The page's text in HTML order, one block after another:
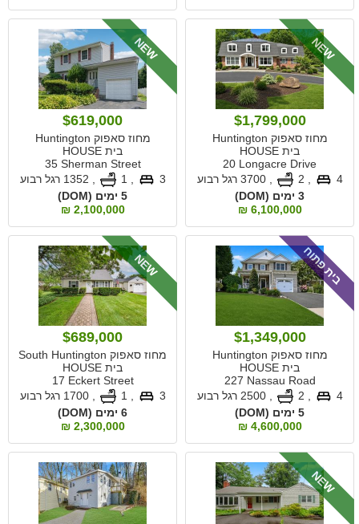
NEW
$1,799,000
מחוז סאפוק Huntington
בית HOUSE
20 Longacre Drive
4
,3700 רגל רבוע
3 ימים (DOM)
6,100,000 ₪
NEW
$619,000
מחוז סאפוק Huntington
בית HOUSE
35 Sherman Street
3
1352 רגל רבוע
5 ימים (DOM)
2,100,000 ₪
בית פתוח
$1,349,000
מחוז סאפוק Huntington
בית HOUSE
227 Nassau Road
4
,2500 רגל רבוע
5 ימים (DOM)
4,600,000 ₪
NEW
$689,000
מחוז סאפוק South Huntington
בית HOUSE
17 Eckert Street
3
,1700 רגל רבוע
6 ימים (DOM)
2,300,000 ₪
NEW